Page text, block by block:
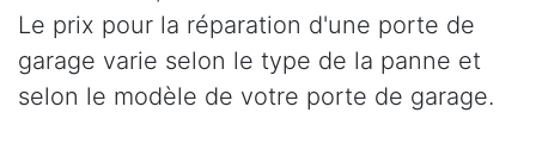
Le prix pour la réparation d'une porte de
garage varie selon le type de la panne et
selon le modèle de votre porte de garage.